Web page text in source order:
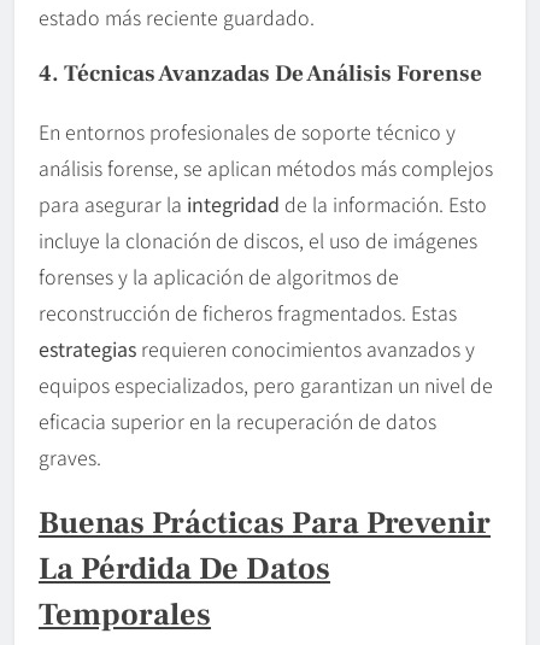
estado más reciente guardado.
4. Técnicas Avanzadas De Análisis Forense
En entornos profesionales de soporte técnico y
análisis forense, se aplican métodos más complejos
para asegurar la integridad de la información. Esto
incluye la clonación de discos, el uso de imágenes
forenses y la aplicación de algoritmos de
reconstrucción de ficheros fragmentados. Estas
estrategias requieren conocimientos avanzados y
equipos especializados, pero garantizan un nivel de
eficacia superior en la recuperación de datos
graves.
Buenas Prácticas Para Prevenir
La Pérdida De Datos
Temporales